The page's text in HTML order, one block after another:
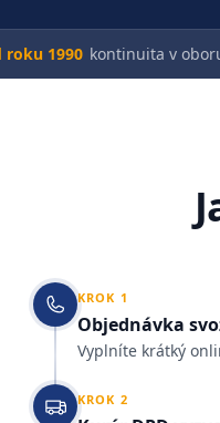
roku 1990 kontinuita v
KROK 1
Objednávka
Vyplníte krátký
KROK 2